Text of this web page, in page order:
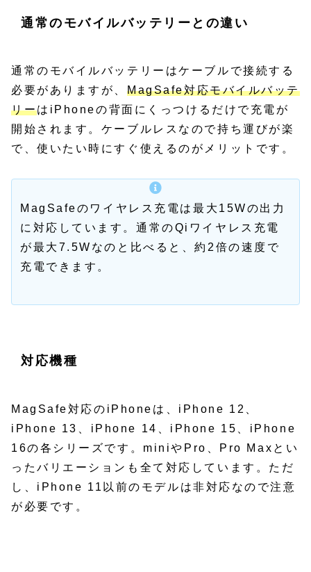
通常のモバイルバッテリーとの違い
通常のモバイルバッテリーはケーブルで接続する
必要がありますが、MagSafe対応モバイルバッテ
リーはiPhoneの背面にくっつけるだけで充電が
開始されます。ケーブルレスなので持ち運びが楽
で、使いたい時にすぐ使えるのがメリットです。
MagSafeのワイヤレス充電は最大15Wの出力
に対応しています。通常のQiワイヤレス充電
が最大7.5Wなのと比べると、約2倍の速度で
充電できます。
対応機種
MagSafe対応のiPhoneは、iPhone 12、
iPhone 13、iPhone 14、iPhone 15、iPhone
16の各シリーズです。miniやPro、Pro Maxとい
ったバリエーションも全て対応しています。ただ
し、iPhone 11以前のモデルは非対応なので注意
が必要です。